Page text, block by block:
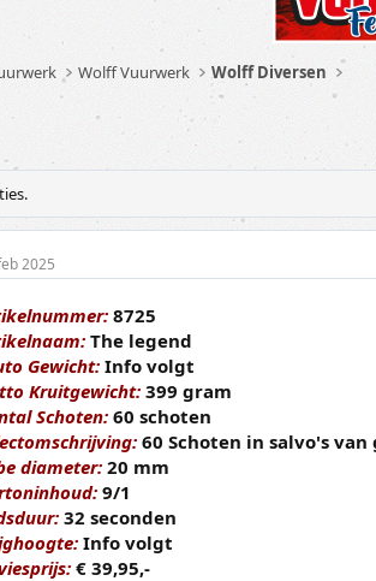
Wolff Vuurwerk Wolff Diversen
2025
8725
The legend
Gewicht: Info volgt
Kruitgewicht: 399 gram
Schoten: 60 schoten
60 Schoten in salvo's van
diameter: 20 mm
9/1
32 seconden
Info volgt
€ 39,95,-